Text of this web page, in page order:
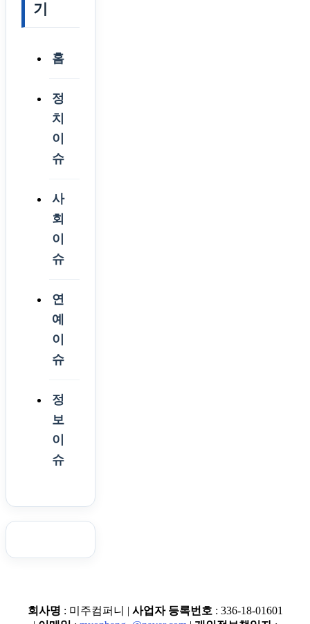
기
홈
정
치
이
슈
사
회
이
슈
연
예
이
슈
정
보
이
슈
회사명 : 미주컴퍼니 | 사업자 등록번호 : 336-18-01601